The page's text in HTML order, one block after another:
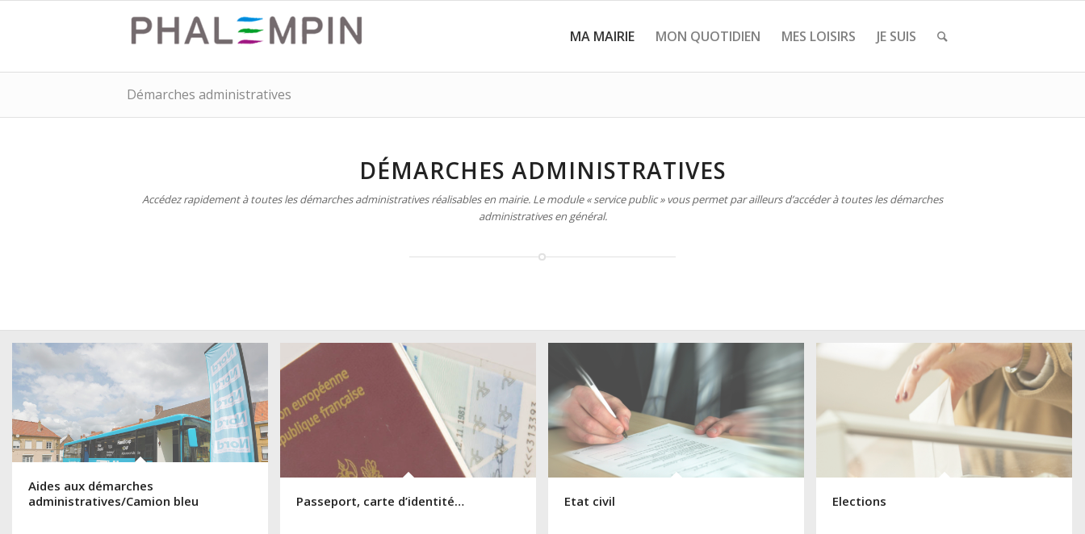
MA MAIRIE MON QUOTIDIEN MES LOISIRS JE SUIS
Démarches administratives
DÉMARCHES ADMINISTRATIVES
Accédez rapidement à toutes les démarches administratives réalisables en mairie. Le module « service public » vous permet par ailleurs d’accéder à toutes les démarches
administratives en général.
Aides aux démarches
administratives/Camion bleu
Passeport, carte d’identité… Etat civil Elections